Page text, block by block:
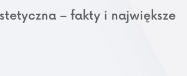
– fakty i największe